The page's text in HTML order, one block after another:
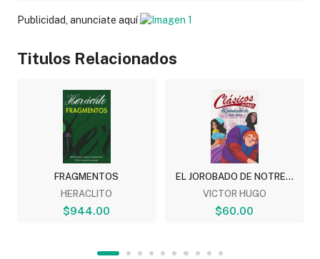
Publicidad, anunciate aquí
Titulos Relacionados
FRAGMENTOS
HERACLITO
$944.00
EL JOROBADO DE NOTRE...
VICTOR HUGO
$60.00